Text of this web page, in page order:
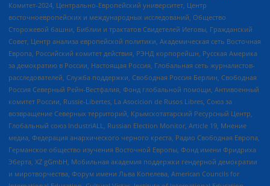
Комитет-2024, Центрально-Европейский университет, Центр
восточноевропейских и международных исследований, Общество
Сторожевой башни, Библии и трактатов Свидетелей Иеговы, Гражданский
Совет, Центр анализа европейской политики, Академическая сеть Восточная
Европа, Российский комитет действия, РЭНД корпорейшн, Русская Америка
за демократию в России, Настоящая Россия, Глобальная сеть журналистов-
расследователей, Служба поддержки, Свободная Россия Берлин, Свободная
Россия Северный Рейн-Вестфалия, Фонд глобальной помощи, Антивоенный
комитет России, Russie-Libertes, La Asocicion de Rusos Libres, Союз за
возвращение Северных территорий, Крымскотатарский Ресурсный Центр,
Глобальный союз IndustriALL, Russian Election Monitor, Article 19, Мнение
медиа, Федерация анархического черного креста, Радио Свободная Европа,
Германское общество изучения Восточной Европы, Фонд имени Фридриха
Эберта, XZ gGmbH, Мобильная академия поддержки гендерной демократии
и миротворчества, Форум имени Льва Копелева, American Councils for